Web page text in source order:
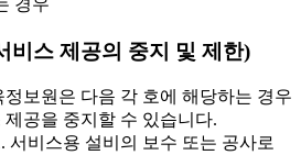
비스 제공의 중지 및 제한)
보원은 다음 각 호에 해당하는 경우
제공을 중지할 수 있습니다.
서비스용 설비의 보수 또는 공사로